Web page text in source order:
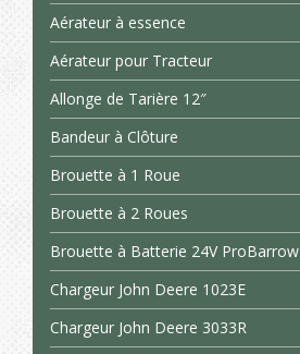
Aérateur à essence
Aérateur pour Tracteur
Allonge de Tarière 12″
Bandeur à Clôture
Brouette à 1 Roue
Brouette à 2 Roues
Brouette à Batterie 24V ProBarrow
Chargeur John Deere 1023E
Chargeur John Deere 3033R